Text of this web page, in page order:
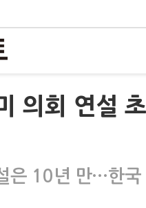
의회 연설
은 10년 만…한국